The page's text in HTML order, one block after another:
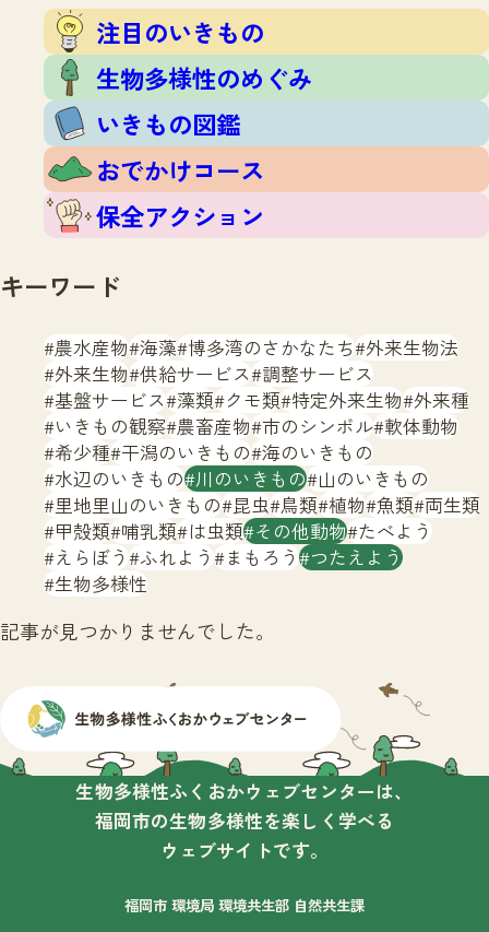
文字サイズ 小 中 大
いきもの図鑑
おでかけコース
保全アクション
調査レポート
調査レポートTOP
調査結果
ふくおかいきものマップ
マッチング
マッチングTOP
掲載申し込みフォーム
お問合せ
生物多様性ふくおかウェブセンターとは
サイトマップ
注目のいきもの
生物多様性のめぐみ
いきもの図鑑
おでかけコース
保全アクション
キーワード
農水産物 海藻 博多湾のさかなたち 外来生物法
外来生物 供給サービス 調整サービス
基盤サービス 藻類 クモ類 特定外来生物 外来種
いきもの観察 農畜産物 市のシンボル 軟体動物
希少種 干潟のいきもの 海のいきもの
水辺のいきもの 川のいきもの 山のいきもの
里地里山のいきもの 昆虫 鳥類 植物 魚類 両生類
甲殻類 哺乳類 は虫類 その他動物 たべよう
えらぼう ふれよう まもろう つたえよう
生物多様性
記事が見つかりませんでした。
生物多様性ふくおかウェブセンターは、
福岡市の生物多様性を楽しく学べる
ウェブサイトです。
福岡市 環境局 環境共生部 自然共生課